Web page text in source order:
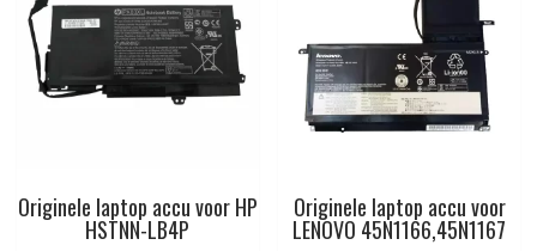
Originele laptop accu voor HP
HSTNN-LB4P
Originele laptop accu voor
LENOVO 45N1166,45N1167